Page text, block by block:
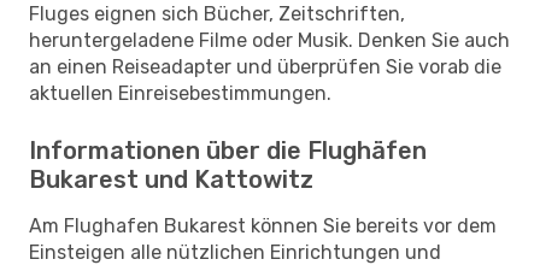
Fluges eignen sich Bücher, Zeitschriften,
heruntergeladene Filme oder Musik. Denken Sie auch
an einen Reiseadapter und überprüfen Sie vorab die
aktuellen Einreisebestimmungen.
Informationen über die Flughäfen
Bukarest und Kattowitz
Am Flughafen Bukarest können Sie bereits vor dem
Einsteigen alle nützlichen Einrichtungen und